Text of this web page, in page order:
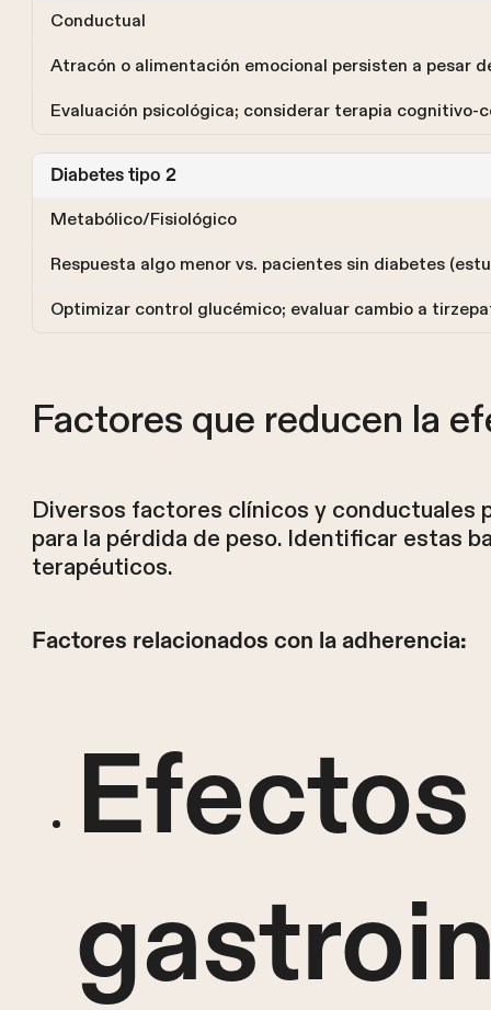
Conductual
Atracón o alimentación emocional persisten a pesar
Evaluación psicológica; considerar terapia cognitivo-
Diabetes tipo 2
Metabólico/Fisiológico
Respuesta algo menor vs. pacientes sin diabetes
Optimizar control glucémico; evaluar cambio a
Factores que reducen la
Diversos factores clínicos y conductuales
para la pérdida de peso. Identificar estas
terapéuticos.
Factores relacionados con la adherencia: